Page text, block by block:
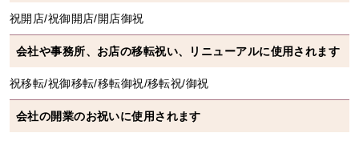
祝開店/祝御開店/開店御祝
会社や事務所、お店の移転祝い、リニューアルに使用されます
祝移転/祝御移転/移転御祝/移転祝/御祝
会社の開業のお祝いに使用されます